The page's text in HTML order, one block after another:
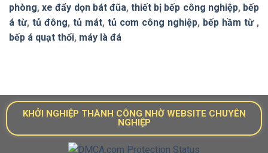
phòng,xe đẩy dọn bát đũa,thiết bị bếp công nghiệp, bếp
á từ, tủ đông, tủ mát, tủ cơm công nghiệp, bếp hầm từ,
bếp á quạt thổi, máy là đá
KHỞI NGHIỆP THÀNH CÔNG NHỜ WEBSITE CHUYÊN
NGHIỆP